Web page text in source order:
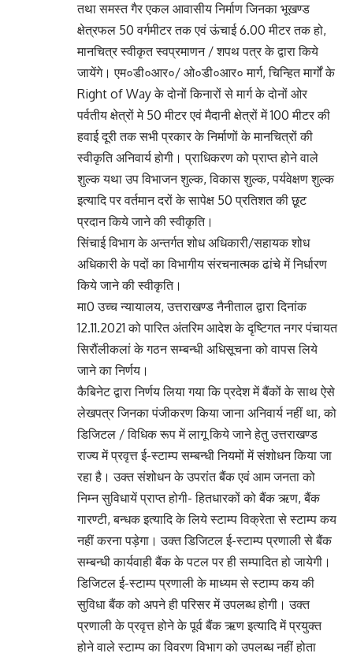
तथा समस्त गैर एकल आवासीय निर्माण जिनका भूखण्ड
क्षेत्रफल 50 वर्गमीटर तक एवं ऊंचाई 6.00 मीटर तक हो,
मानचित्र स्वीकृत स्वप्रमाणन / शपथ पत्र के द्वारा किये
जायेंगे। एम०डी०आर०/ ओ०डी०आर० मार्ग, चिन्हित मार्गों के
Right of Way के दोनों किनारों से मार्ग के दोनों ओर
पर्वतीय क्षेत्रों मे 50 मीटर एवं मैदानी क्षेत्रों में 100 मीटर की
हवाई दूरी तक सभी प्रकार के निर्माणों के मानचित्रों की
स्वीकृति अनिवार्य होगी। प्राधिकरण को प्राप्त होने वाले
शुल्क यथा उप विभाजन शुल्क, विकास शुल्क, पर्यवेक्षण शुल्क
इत्यादि पर वर्तमान दरों के सापेक्ष 50 प्रतिशत की छूट
प्रदान किये जाने की स्वीकृति।
सिंचाई विभाग के अन्तर्गत शोध अधिकारी/सहायक शोध
अधिकारी के पदों का विभागीय संरचनात्मक ढांचे में निर्धारण
किये जाने की स्वीकृति।
मा0 उच्च न्यायालय, उत्तराखण्ड नैनीताल द्वारा दिनांक
12.11.2021 को पारित अंतरिम आदेश के दृष्टिगत नगर पंचायत
सिरौंलीकलां के गठन सम्बन्धी अधिसूचना को वापस लिये
जाने का निर्णय।
कैबिनेट द्वारा निर्णय लिया गया कि प्रदेश में बैंकों के साथ ऐसे
लेखपत्र जिनका पंजीकरण किया जाना अनिवार्य नहीं था, को
डिजिटल / विधिक रूप में लागू किये जाने हेतु उत्तराखण्ड
राज्य में प्रवृत्त ई-स्टाम्प सम्बन्धी नियमों में संशोधन किया जा
रहा है। उक्त संशोधन के उपरांत बैंक एवं आम जनता को
निम्न सुविधायें प्राप्त होगी- हितधारकों को बैंक ऋण, बैंक
गारण्टी, बन्धक इत्यादि के लिये स्टाम्प विक्रेता से स्टाम्प कय
नहीं करना पड़ेगा। उक्त डिजिटल ई-स्टाम्प प्रणाली से बैंक
सम्बन्धी कार्यवाही बैंक के पटल पर ही सम्पादित हो जायेगी।
डिजिटल ई-स्टाम्प प्रणाली के माध्यम से स्टाम्प कय की
सुविधा बैंक को अपने ही परिसर में उपलब्ध होगी। उक्त
प्रणाली के प्रवृत्त होने के पूर्व बैंक ऋण इत्यादि में प्रयुक्त
होने वाले स्टाम्प का विवरण विभाग को उपलब्ध नहीं होता